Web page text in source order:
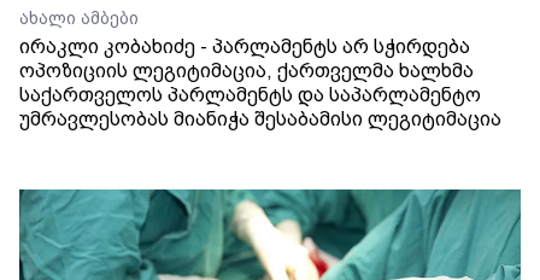
ახალი ამბები
ირაკლი კობახიძე - პარლამენტს არ სჭირდება
ოპოზიციის ლეგიტიმაცია, ქართველმა ხალხმა
საქართველოს პარლამენტს და საპარლამენტო
უმრავლესობას მიანიჭა შესაბამისი ლეგიტიმაცია